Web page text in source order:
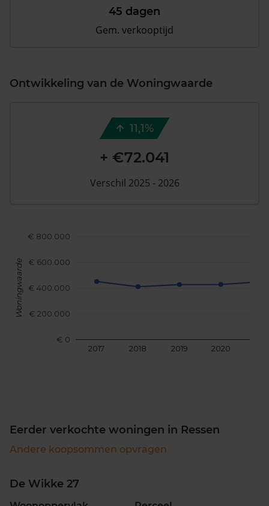
45 dagen
Gem. verkooptijd
Ontwikkeling van de Woningwaarde
2017 2018 2019 2020
€ 0
€ 200.000
€ 400.000
€ 600.000
€ 800.000
Woningwaarde
11,1%
+ €72.041
Verschil 2025 - 2026
Eerder verkochte woningen in Ressen
Andere koopsommen opvragen
De Wikke 27